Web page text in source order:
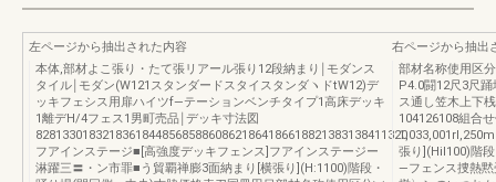
左ページから抽出された内容
本体,部材よこ張り・たて張リアール張り12段納まり￨モダンス
タイル￨モダン(W121スタンダードスタイスタンダヽドtW12)デ
ッキフェシス用扉ハイツf―テーションベンチタイプ1高床デッキ
1離デH/4フェス1男町売品￨デッキ寸法図
82813301832183618448568588608621864186618821383138411320
フアインステージ■[高強度デッキフェンス]フアインステージー
淋躍三〓・ン市罪■う貿覇禅膨3面納まり[横張り](H:1100)階段・
右ページから抽出
部材名称使用区
P4.0闘12尺3尺
ス通し笠木上下
104126108組合
張り](Hil100)階
―フェンス捜熱黙